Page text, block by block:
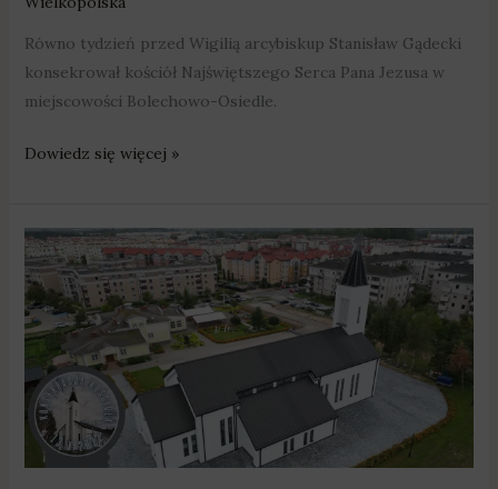
Równo tydzień przed Wigilią arcybiskup Stanisław Gądecki
konsekrował kościół Najświętszego Serca Pana Jezusa w
miejscowości Bolechowo-Osiedle.
Dowiedz się więcej »
W
Koziegłowach
powstał
nowy
kościół